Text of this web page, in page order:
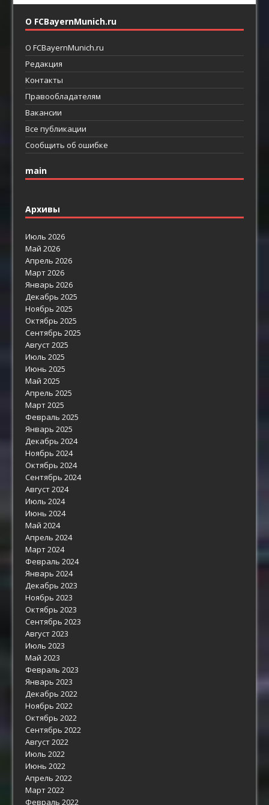
О FCBayernMunich.ru
О FCBayernMunich.ru
Редакция
Контакты
Правообладателям
Вакансии
Все публикации
Сообщить об ошибке
main
Архивы
Июль 2026
Май 2026
Апрель 2026
Март 2026
Январь 2026
Декабрь 2025
Ноябрь 2025
Октябрь 2025
Сентябрь 2025
Август 2025
Июль 2025
Июнь 2025
Май 2025
Апрель 2025
Март 2025
Февраль 2025
Январь 2025
Декабрь 2024
Ноябрь 2024
Октябрь 2024
Сентябрь 2024
Август 2024
Июль 2024
Июнь 2024
Май 2024
Апрель 2024
Март 2024
Февраль 2024
Январь 2024
Декабрь 2023
Ноябрь 2023
Октябрь 2023
Сентябрь 2023
Август 2023
Июль 2023
Май 2023
Февраль 2023
Январь 2023
Декабрь 2022
Ноябрь 2022
Октябрь 2022
Сентябрь 2022
Август 2022
Июль 2022
Июнь 2022
Апрель 2022
Март 2022
Февраль 2022